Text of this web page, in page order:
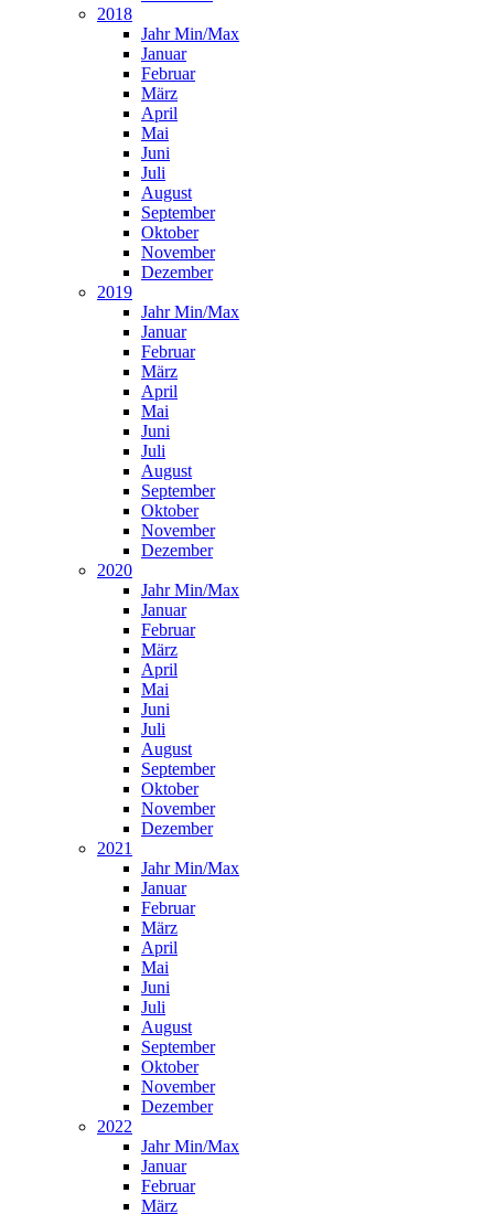
2018
Jahr Min/Max
Januar
Februar
März
April
Mai
Juni
Juli
August
September
Oktober
November
Dezember
2019
Jahr Min/Max
Januar
Februar
März
April
Mai
Juni
Juli
August
September
Oktober
November
Dezember
2020
Jahr Min/Max
Januar
Februar
März
April
Mai
Juni
Juli
August
September
Oktober
November
Dezember
2021
Jahr Min/Max
Januar
Februar
März
April
Mai
Juni
Juli
August
September
Oktober
November
Dezember
2022
Jahr Min/Max
Januar
Februar
März